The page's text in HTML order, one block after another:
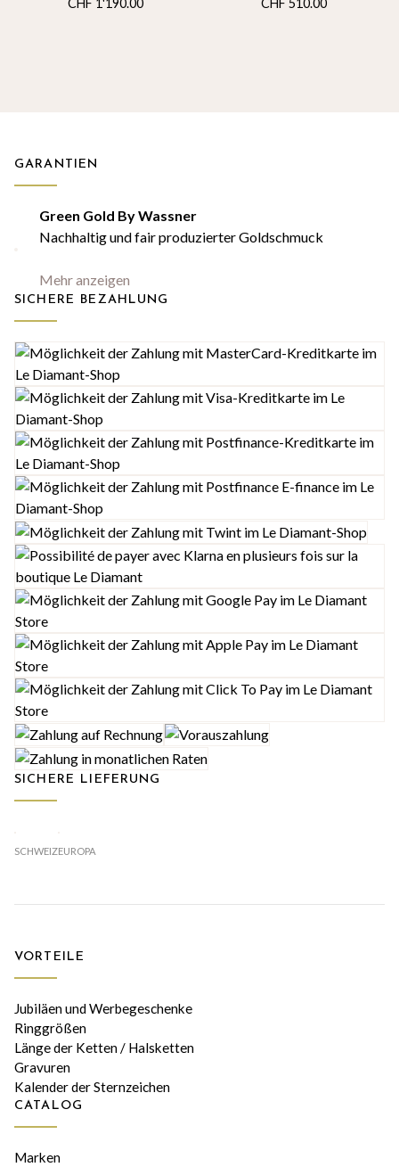
GARANTIEN
Green Gold By Wassner
Nachhaltig und fair produzierter Goldschmuck
Mehr anzeigen
SICHERE BEZAHLUNG
SICHERE LIEFERUNG
SCHWEIZEUROPA
VORTEILE
Jubiläen und Werbegeschenke
Ringgrößen
Länge der Ketten / Halsketten
Gravuren
Kalender der Sternzeichen
CATALOG
Marken